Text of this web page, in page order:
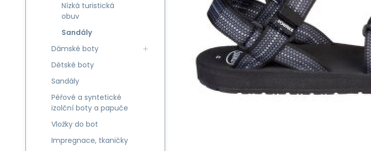
Nízká turistická
obuv
Sandály
Dámské boty
Dětské boty
Sandály
Péřové a syntetické
izolční boty a papuče
Vložky do bot
Impregnace, tkaničky